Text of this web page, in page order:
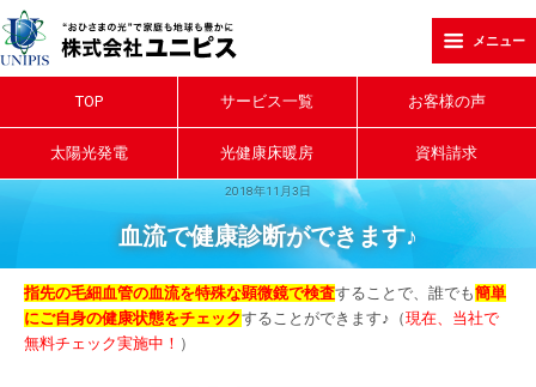
メニュー
TOP サービス一覧 お客様の声
太陽光発電 光健康床暖房 資料請求
2018年11月3日
血流で健康診断ができます♪
指先の毛細血管の血流を特殊な顕微鏡で検査することで、誰でも簡単
にご自身の健康状態をチェックすることができます♪（現在、当社で
無料チェック実施中！ ）